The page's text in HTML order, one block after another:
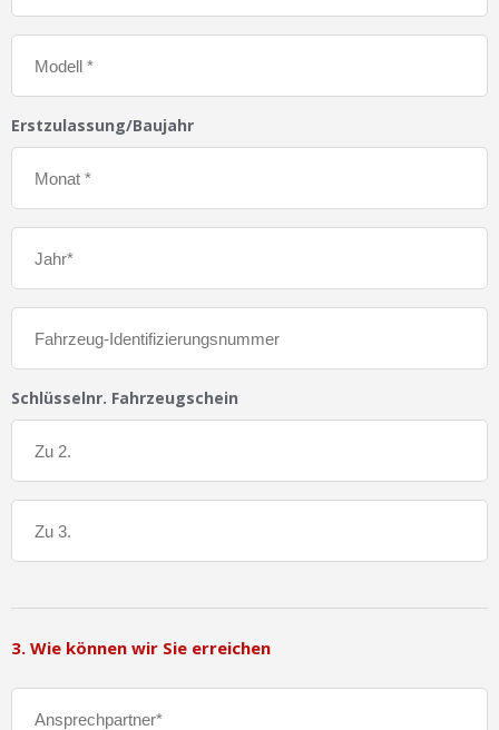
Erstzulassung/Baujahr
Schlüsselnr. Fahrzeugschein
3. Wie können wir Sie erreichen